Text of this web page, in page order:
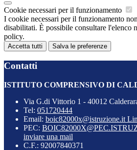
Cookie necessari per il funzionamento
I cookie necessari per il funzionamento
disabilitati. È possibile consultare l'elenco
policy.
Accetta tutti Salva le preferenze
Contatti
ISTITUTO COMPRENSIVO DI
Via G.di Vittorio 1 - 40012
Tel: 051720444
Email: boic82000x@istruzione.it
PEC:
inviare una mail
C.F.: 92007840371